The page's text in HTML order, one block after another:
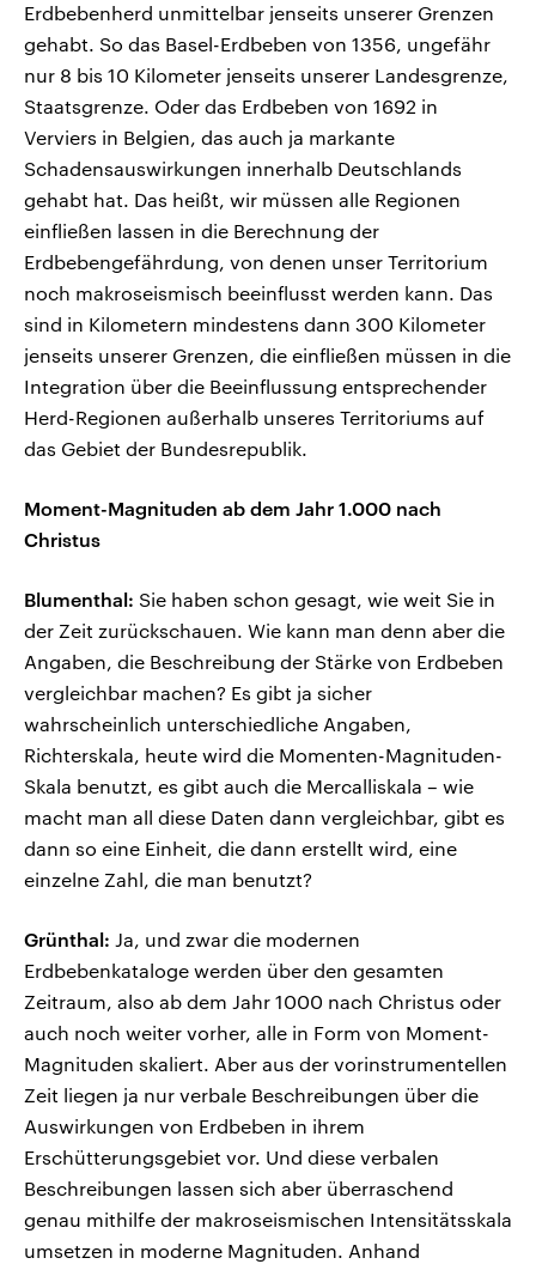
Erdbebenherd unmittelbar jenseits unserer Grenzen
gehabt. So das Basel-Erdbeben von 1356, ungefähr
nur 8 bis 10 Kilometer jenseits unserer Landesgrenze,
Staatsgrenze. Oder das Erdbeben von 1692 in
Verviers in Belgien, das auch ja markante
Schadensauswirkungen innerhalb Deutschlands
gehabt hat. Das heißt, wir müssen alle Regionen
einfließen lassen in die Berechnung der
Erdbebengefährdung, von denen unser Territorium
noch makroseismisch beeinflusst werden kann. Das
sind in Kilometern mindestens dann 300 Kilometer
jenseits unserer Grenzen, die einfließen müssen in die
Integration über die Beeinflussung entsprechender
Herd-Regionen außerhalb unseres Territoriums auf
das Gebiet der Bundesrepublik.
Moment-Magnituden ab dem Jahr 1.000 nach
Christus
Blumenthal: Sie haben schon gesagt, wie weit Sie in
der Zeit zurückschauen. Wie kann man denn aber die
Angaben, die Beschreibung der Stärke von Erdbeben
vergleichbar machen? Es gibt ja sicher
wahrscheinlich unterschiedliche Angaben,
Richterskala, heute wird die Momenten-Magnituden-
Skala benutzt, es gibt auch die Mercalliskala – wie
macht man all diese Daten dann vergleichbar, gibt es
dann so eine Einheit, die dann erstellt wird, eine
einzelne Zahl, die man benutzt?
Grünthal: Ja, und zwar die modernen
Erdbebenkataloge werden über den gesamten
Zeitraum, also ab dem Jahr 1000 nach Christus oder
auch noch weiter vorher, alle in Form von Moment-
Magnituden skaliert. Aber aus der vorinstrumentellen
Zeit liegen ja nur verbale Beschreibungen über die
Auswirkungen von Erdbeben in ihrem
Erschütterungsgebiet vor. Und diese verbalen
Beschreibungen lassen sich aber überraschend
genau mithilfe der makroseismischen Intensitätsskala
umsetzen in moderne Magnituden. Anhand